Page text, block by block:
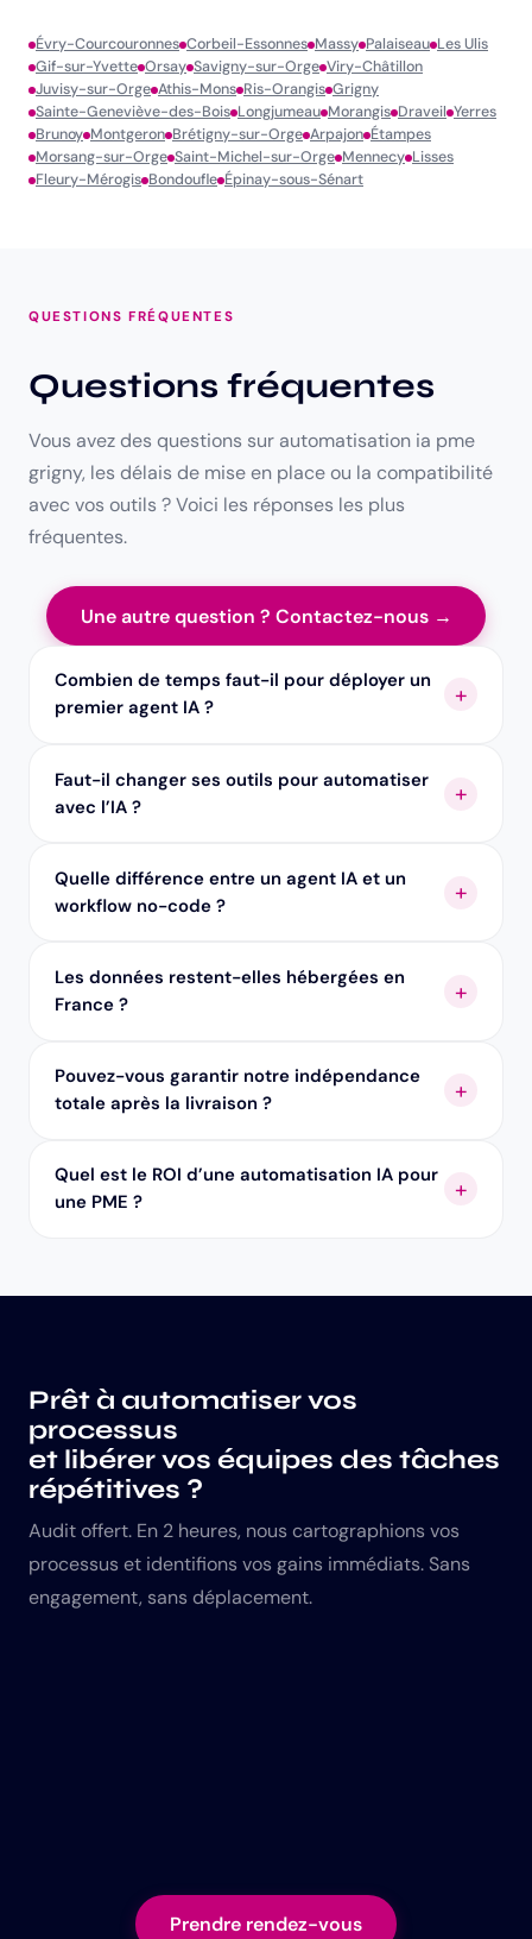
Évry-Courcouronnes Corbeil-Essonnes Massy Palaiseau Les Ulis
Gif-sur-Yvette Orsay Savigny-sur-Orge Viry-Châtillon
Juvisy-sur-Orge Athis-Mons Ris-Orangis Grigny
Sainte-Geneviève-des-Bois Longjumeau Morangis Draveil Yerres
Brunoy Montgeron Brétigny-sur-Orge Arpajon Étampes
Morsang-sur-Orge Saint-Michel-sur-Orge Mennecy Lisses
Fleury-Mérogis Bondoufle Épinay-sous-Sénart
QUESTIONS FRÉQUENTES
Questions fréquentes
Vous avez des questions sur automatisation ia pme
grigny, les délais de mise en place ou la compatibilité
avec vos outils ? Voici les réponses les plus
fréquentes.
Une autre question ? Contactez-nous →
Combien de temps faut-il pour déployer un
premier agent IA ?
Faut-il changer ses outils pour automatiser
avec l’IA ?
Quelle différence entre un agent IA et un
workflow no-code ?
Les données restent-elles hébergées en
France ?
Pouvez-vous garantir notre indépendance
totale après la livraison ?
Quel est le ROI d’une automatisation IA pour
une PME ?
Prêt à automatiser vos
processus
et libérer vos équipes des tâches
répétitives ?
Audit offert. En 2 heures, nous cartographions vos
processus et identifions vos gains immédiats. Sans
engagement, sans déplacement.
Prendre rendez-vous